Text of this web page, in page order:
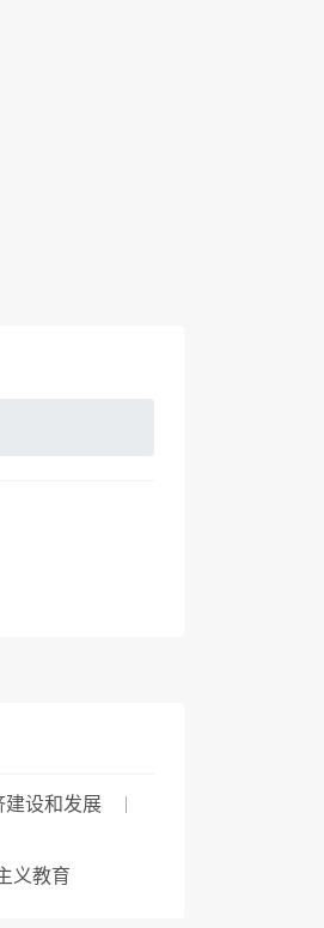
建设和发展
义教育